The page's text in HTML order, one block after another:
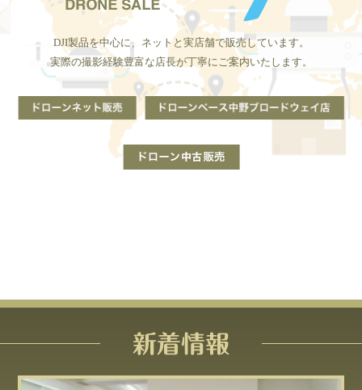
DJI製品を中心に、ネットと実店舗で販売しています。
実際の撮影経験豊富な店長が丁寧にご案内いたします。